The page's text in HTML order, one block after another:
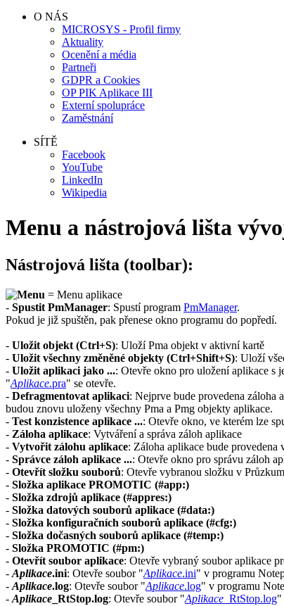
O NÁS
MICROSYS - Profil firmy
Aktuality
Ocenění a média
Partneři
GDPR a Cookies
OP PIK Aplikace III
Externí spolupráce
Zaměstnání
SÍTĚ
Facebook
YouTube
LinkedIn
Wikipedia
Menu a nástrojová lišta
Nástrojová lišta (toolbar):
= Menu aplikace
- Spustit PmManager: Spustí program PmManager.
Pokud je již spuštěn, pak přenese okno programu do popředí.
- Uložit objekt (Ctrl+S): UložíPma objekt v aktivní kartě
- Uložit všechny změněné objekty (Ctrl+Shift+S): Uloží
- Uložit aplikaci jako ...: Otevře okno pro uložení aplikace s
"Aplikace.pra" se otevře.
- Defragmentovat aplikaci: Nejprve bude provedena záloha
budou znovu uloženy všechny Pma a Pmg objekty aplikace.
- Test konzistence aplikace ...: Otevře okno, ve kterém lze
- Záloha aplikace: Vytváření a správa záloh aplikace
- Vytvořit zálohu aplikace: Záloha aplikace bude
- Správce záloh aplikace ...: Otevře okno pro správu záloh
- Otevřít složku souborů: Otevře vybranou složku v
- Složka aplikace PROMOTIC (#app:)
- Složka zdrojů aplikace (#appres:)
- Složka datových souborů aplikace (#data:)
- Složka konfiguračních souborů aplikace (#cfg:)
- Složka dočasných souborů aplikace (#temp:)
- Složka PROMOTIC (#pm:)
- Otevřít soubor aplikace: Otevře vybraný soubor aplikace
- Aplikace.ini: Otevře soubor "Aplikace.ini" v programu
- Aplikace.log: Otevře soubor "Aplikace.log" v programu
- Aplikace _RtStop.log: Otevře soubor "Aplikace _RtStop.log"